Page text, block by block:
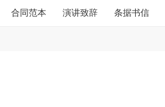
合同范本 演讲致辞 条据书信